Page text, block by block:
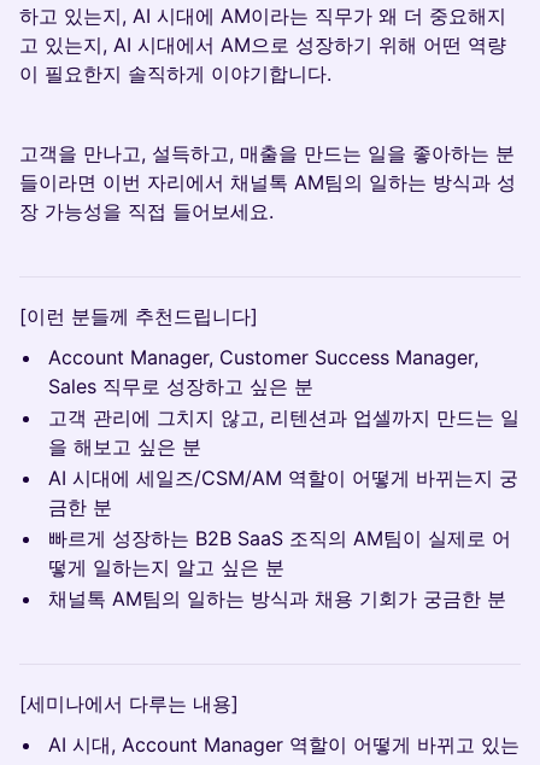
하고 있는지, AI 시대에 AM이라는 직무가 왜 더 중요해지
고 있는지, AI 시대에서 AM으로 성장하기 위해 어떤 역량
이 필요한지 솔직하게 이야기합니다.
고객을 만나고, 설득하고, 매출을 만드는 일을 좋아하는 분
들이라면 이번 자리에서 채널톡 AM팀의 일하는 방식과 성
장 가능성을 직접 들어보세요.
[이런 분들께 추천드립니다]
Account Manager, Customer Success Manager,
Sales 직무로 성장하고 싶은 분
고객 관리에 그치지 않고, 리텐션과 업셀까지 만드는 일
을 해보고 싶은 분
AI 시대에 세일즈/CSM/AM 역할이 어떻게 바뀌는지 궁
금한 분
빠르게 성장하는 B2B SaaS 조직의 AM팀이 실제로 어
떻게 일하는지 알고 싶은 분
채널톡 AM팀의 일하는 방식과 채용 기회가 궁금한 분
[세미나에서 다루는 내용]
AI 시대, Account Manager 역할이 어떻게 바뀌고 있는